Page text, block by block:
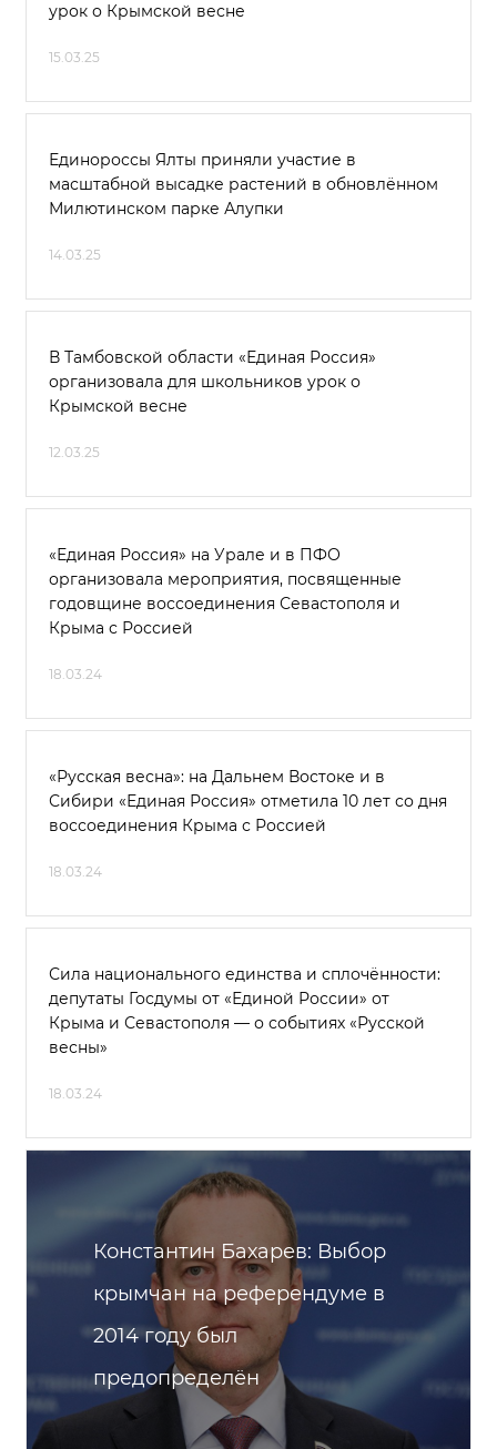
урок о Крымской весне
15.03.25
Единороссы Ялты приняли участие в
масштабной высадке растений в обновлённом
Милютинском парке Алупки
14.03.25
В Тамбовской области «Единая Россия»
организовала для школьников урок о
Крымской весне
12.03.25
«Единая Россия» на Урале и в ПФО
организовала мероприятия, посвященные
годовщине воссоединения Севастополя и
Крыма с Россией
18.03.24
«Русская весна»: на Дальнем Востоке и в
Сибири «Единая Россия» отметила 10 лет со дня
воссоединения Крыма с Россией
18.03.24
Сила национального единства и сплочённости:
депутаты Госдумы от «Единой России» от
Крыма и Севастополя — о событиях «Русской
весны»
18.03.24
Константин Бахарев: Выбор
крымчан на референдуме в
2014 году был
предопределён